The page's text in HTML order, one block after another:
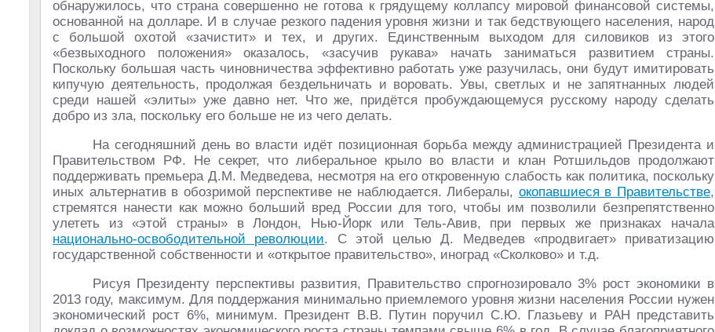
обнаружилось, что страна совершенно не готова к грядущему коллапсу мировой финансовой системы,
основанной на долларе. И в случае резкого падения уровня жизни и так бедствующего населения, народ
с большой охотой «зачистит» и тех, и других. Единственным выходом для силовиков из этого
«безвыходного положения» оказалось, «засучив рукава» начать заниматься развитием страны.
Поскольку большая часть чиновничества эффективно работать уже разучилась, они будут имитировать
кипучую деятельность, продолжая бездельничать и воровать. Увы, светлых и не запятнанных людей
среди нашей «элиты» уже давно нет. Что же, придётся пробуждающемуся русскому народу сделать
добро из зла, поскольку его больше не из чего делать.
На сегодняшний день во власти идёт позиционная борьба между администрацией Президента и
Правительством РФ. Не секрет, что либеральное крыло во власти и клан Ротшильдов продолжают
поддерживать премьера Д.М. Медведева, несмотря на его откровенную слабость как политика, поскольку
иных альтернатив в обозримой перспективе не наблюдается. Либералы, окопавшиеся в Правительстве,
стремятся нанести как можно больший вред России для того, чтобы им позволили безпрепятственно
улететь из «этой страны» в Лондон, Нью-Йорк или Тель-Авив, при первых же признаках начала
национально-освободительной революции. С этой целью Д. Медведев «продвигает» приватизацию
государственной собственности и «открытое правительство», иноград «Сколково» и т.д.
Рисуя Президенту перспективы развития, Правительство спрогнозировало 3% рост экономики в
2013 году, максимум. Для поддержания минимально приемлемого уровня жизни населения России нужен
экономический рост 6%, минимум. Президент В.В. Путин поручил С.Ю. Глазьеву и РАН представить